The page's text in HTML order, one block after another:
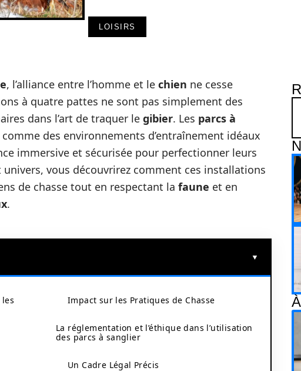
LOISIRS
, l’alliance entre l’homme et le chien ne cesse
à quatre pattes ne sont pas simplement des
dans l’art de traquer le gibier. Les parcs à
des environnements d’entraînement idéaux
immersive et sécurisée pour perfectionner leurs
vous découvrirez comment ces installations
de chasse tout en respectant la faune et en
.
les
Impact sur les Pratiques de Chasse
La réglementation et l’éthique dans l’utilisation
des parcs à sanglier
Un Cadre Légal Précis